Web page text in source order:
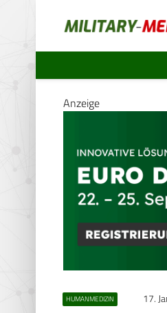
Anzeige
HUMANMEDIZIN 17.